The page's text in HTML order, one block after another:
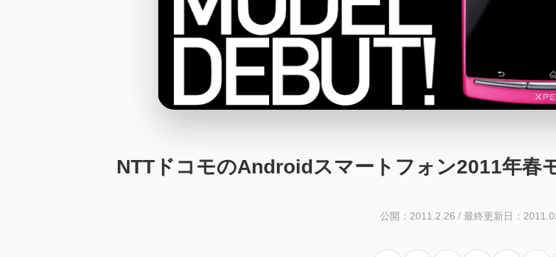
NTTドコモのAndroidスマートフォン2011年春
公開：2011.2.26 / 最終更新日：